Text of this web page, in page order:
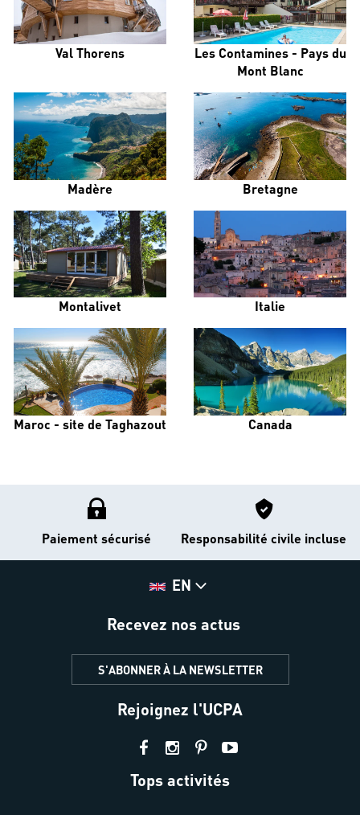
Val Thorens
Les Contamines - Pays du
Mont Blanc
Madère Bretagne
Montalivet Italie
Maroc - site de Taghazout Canada
Paiement sécurisé Responsabilité civile incluse
EN
Recevez nos actus
S'ABONNER À LA NEWSLETTER
Rejoignez l'UCPA
Tops activités